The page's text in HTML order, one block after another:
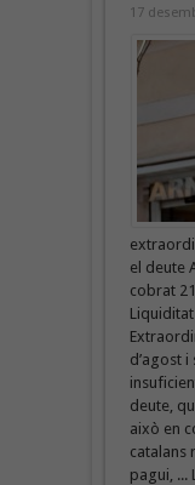
17
el deute
cobrat
d’agost
deute,
això en
catalans
pagui, ...